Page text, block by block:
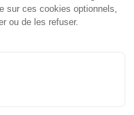
industrielle de la fin du
en 2014 par la Ville
programmation éclectique